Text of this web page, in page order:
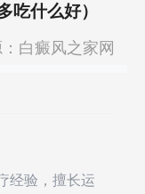
吃什么好）
白癜风之家网
经验，擅长运